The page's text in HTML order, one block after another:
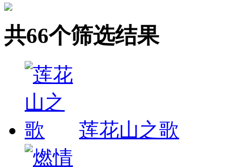
共66个筛选结果
莲花山之歌